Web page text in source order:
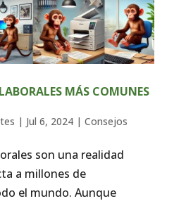
MÁS COMUNES
| Jul 6, 2024| Consejos
son una realidad
a millones de
el mundo. Aunque